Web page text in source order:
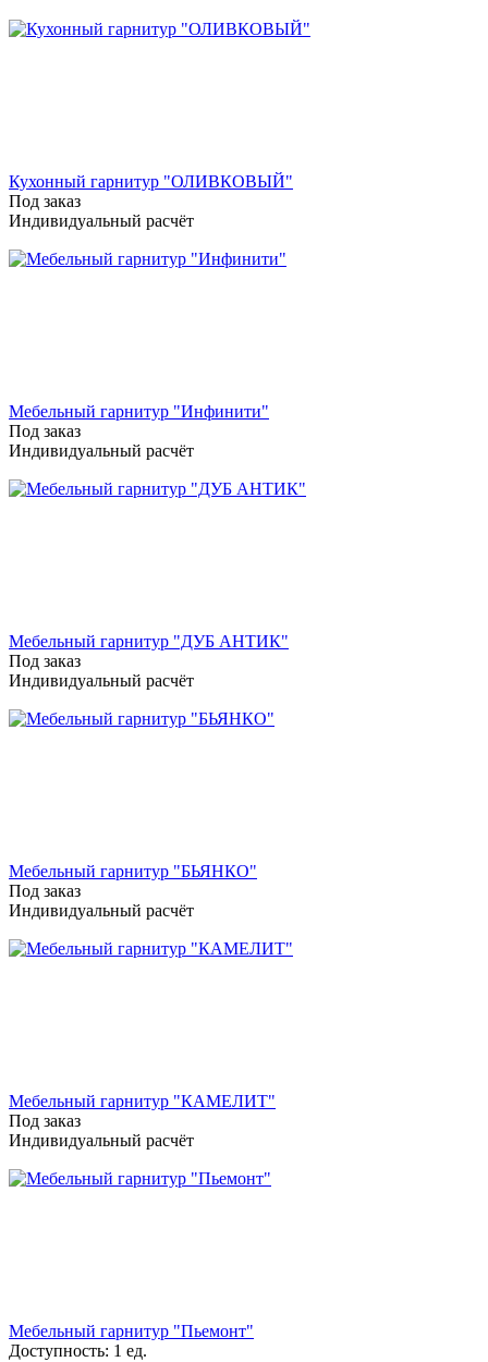
Кухонный гарнитур "ОЛИВКОВЫЙ"
Под заказ
Индивидуальный расчёт
Мебельный гарнитур "Инфинити"
Под заказ
Индивидуальный расчёт
Мебельный гарнитур "ДУБ АНТИК"
Под заказ
Индивидуальный расчёт
Мебельный гарнитур "БЬЯНКО"
Под заказ
Индивидуальный расчёт
Мебельный гарнитур "КАМЕЛИТ"
Под заказ
Индивидуальный расчёт
Мебельный гарнитур "Пьемонт"
Доступность: 1 ед.